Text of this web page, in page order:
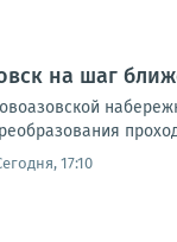
на шаг
17:10